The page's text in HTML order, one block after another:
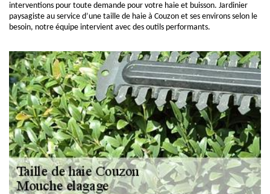
interventions pour toute demande pour votre haie et buisson. Jardinier
paysagiste au service d’une taille de haie à Couzon et ses environs selon le
besoin, notre équipe intervient avec des outils performants.